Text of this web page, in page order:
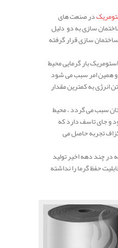
در صنعت های
سازی به دو دلیل
سازی قرار گرفته
بار گرمایی محیط
و همین امر سبب می شود
انرژی به کمترین مقدار
سبب می گردد ، محیط
و جای تاسف دارد که
تجربه حاصل می
در چند دهه اخیر تولید
حفظ گرما را نداشته